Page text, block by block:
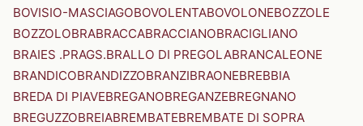
BOVISIO-MASCIAGOBOVOLENTABOVOLONEBOZZOLE
BOZZOLOBRABRACCABRACCIANOBRACIGLIANO
BRAIES .PRAGS.BRALLO DI PREGOLABRANCALEONE
BRANDICOBRANDIZZOBRANZIBRAONEBREBBIA
BREDA DI PIAVEBREGANOBREGANZEBREGNANO
BREGUZZOBREIABREMBATEBREMBATE DI SOPRA